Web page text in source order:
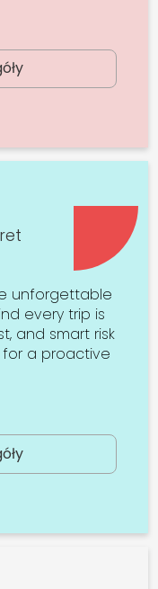
unforgettable
every trip is
and smart risk
for a proactive